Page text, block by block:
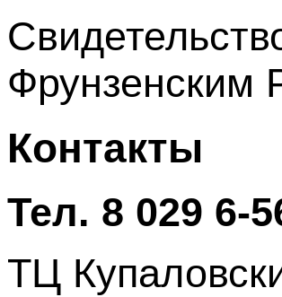
Фрунзенским
Контакты
Тел. 8 029 6-
ТЦ